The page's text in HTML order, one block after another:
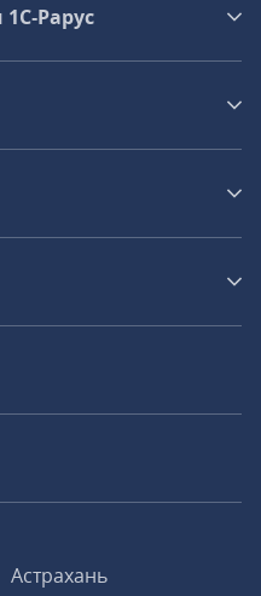
Астрахань